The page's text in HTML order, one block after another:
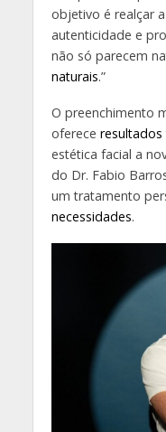
objetivo é realçar
autenticidade e
não só parecem
naturais.”
O preenchimento
oferece resultados
estética facial a
do Dr. Fabio
um tratamento
necessidades.